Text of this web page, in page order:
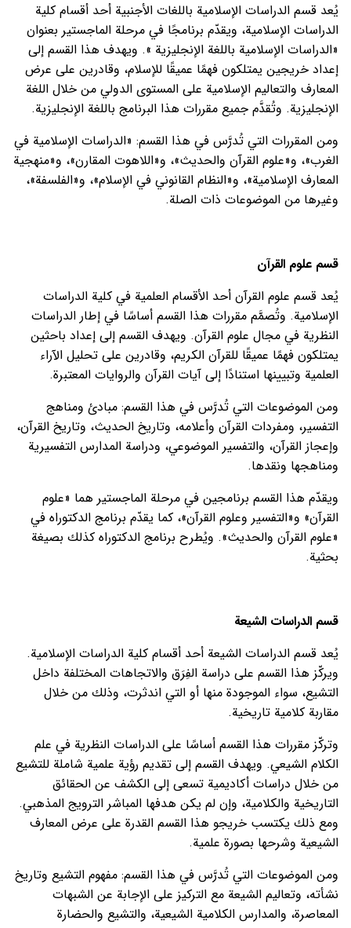
يُعد قسم الدراسات الإسلامية باللغات الأجنبية أحد أقسام كلية
الدراسات الإسلامية، ويقدّم برنامجًا في مرحلة الماجستير بعنوان
«الدراسات الإسلامية باللغة الإنجليزية ». ويهدف هذا القسم إلى
إعداد خريجين يمتلكون فهمًا عميقًا للإسلام، وقادرين على عرض
المعارف والتعاليم الإسلامية على المستوى الدولي من خلال اللغة
الإنجليزية. وتُقدَّم جميع مقررات هذا البرنامج باللغة الإنجليزية.
ومن المقررات التي تُدرَّس في هذا القسم: «الدراسات الإسلامية في
الغرب»، و«علوم القرآن والحديث»، و«اللاهوت المقارن»، و«منهجية
المعارف الإسلامية»، و«النظام القانوني في الإسلام»، و«الفلسفة»،
وغيرها من الموضوعات ذات الصلة.
قسم علوم القرآن
يُعد قسم علوم القرآن أحد الأقسام العلمية في كلية الدراسات
الإسلامية. وتُصمَّم مقررات هذا القسم أساسًا في إطار الدراسات
النظرية في مجال علوم القرآن. ويهدف القسم إلى إعداد باحثين
يمتلكون فهمًا عميقًا للقرآن الكريم، وقادرين على تحليل الآراء
العلمية وتبيينها استنادًا إلى آيات القرآن والروايات المعتبرة.
ومن الموضوعات التي تُدرَّس في هذا القسم: مبادئ ومناهج
التفسير، ومفردات القرآن وأعلامه، وتاريخ الحديث، وتاريخ القرآن،
وإعجاز القرآن، والتفسير الموضوعي، ودراسة المدارس التفسيرية
ومناهجها ونقدها.
ويقدّم هذا القسم برنامجين في مرحلة الماجستير هما «علوم
القرآن» و«التفسير وعلوم القرآن»، كما يقدّم برنامج الدكتوراه في
«علوم القرآن والحديث». ويُطرح برنامج الدكتوراه كذلك بصيغة
بحثية.
قسم الدراسات الشيعة
يُعد قسم الدراسات الشيعة أحد أقسام كلية الدراسات الإسلامية.
ويركّز هذا القسم على دراسة الفِرَق والاتجاهات المختلفة داخل
التشيع، سواء الموجودة منها أو التي اندثرت، وذلك من خلال
مقاربة كلامية تاريخية.
وتركّز مقررات هذا القسم أساسًا على الدراسات النظرية في علم
الكلام الشيعي. ويهدف القسم إلى تقديم رؤية علمية شاملة للتشيع
من خلال دراسات أكاديمية تسعى إلى الكشف عن الحقائق
التاريخية والكلامية، وإن لم يكن هدفها المباشر الترويج المذهبي.
ومع ذلك يكتسب خريجو هذا القسم القدرة على عرض المعارف
الشيعية وشرحها بصورة علمية.
ومن الموضوعات التي تُدرَّس في هذا القسم: مفهوم التشيع وتاريخ
نشأته، وتعاليم الشيعة مع التركيز على الإجابة عن الشبهات
المعاصرة، والمدارس الكلامية الشيعية، والتشيع والحضارة